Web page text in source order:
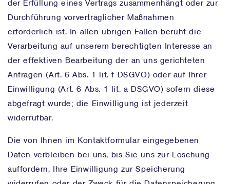
der Erfüllung eines Vertrags zusammenhängt oder zur
Durchführung vorvertraglicher Maßnahmen
erforderlich ist. In allen übrigen Fällen beruht die
Verarbeitung auf unserem berechtigten Interesse an
der effektiven Bearbeitung der an uns gerichteten
Anfragen (Art. 6 Abs. 1 lit. f DSGVO) oder auf Ihrer
Einwilligung (Art. 6 Abs. 1 lit. a DSGVO) sofern diese
abgefragt wurde; die Einwilligung ist jederzeit
widerrufbar.
Die von Ihnen im Kontaktformular eingegebenen
Daten verbleiben bei uns, bis Sie uns zur Löschung
auffordern, Ihre Einwilligung zur Speicherung